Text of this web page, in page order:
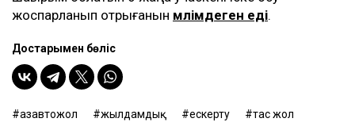
жоспарланып отрығанын мәлімдеген еді.
Достарыңмен бөліс
Қазавтожол жылдамдық ескерту тас жол